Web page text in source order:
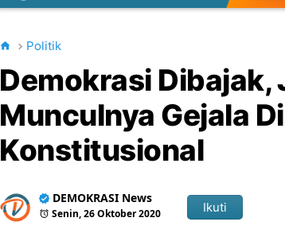
Politik
Demokrasi
Munculnya Gejala
Konstitusional
DEMOKRASI News
Senin, 26 Oktober 2020 Ikuti